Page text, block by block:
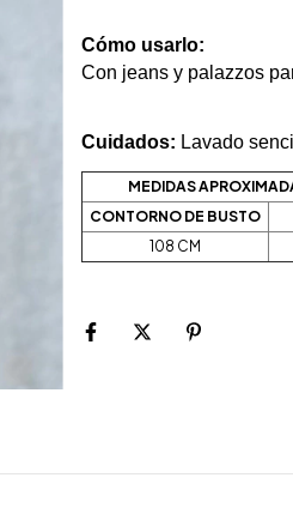
Cómo usarlo:
Con jeans y palazzos
Cuidados: Lavado
MEDIDAS
CONTORNO DE BUSTO
108 CM